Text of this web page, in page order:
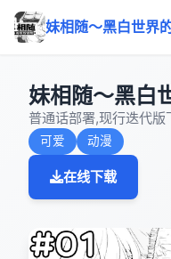
妹相随～黑白世界
妹相随～黑白
普通话部署,现行迭代
可爱 动漫
在线下载